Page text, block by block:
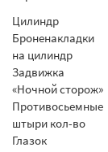
Цилиндр
Броненакладки
на цилиндр
Задвижка
«Ночной сторож»
Противосьемные
штыри кол-во
Глазок